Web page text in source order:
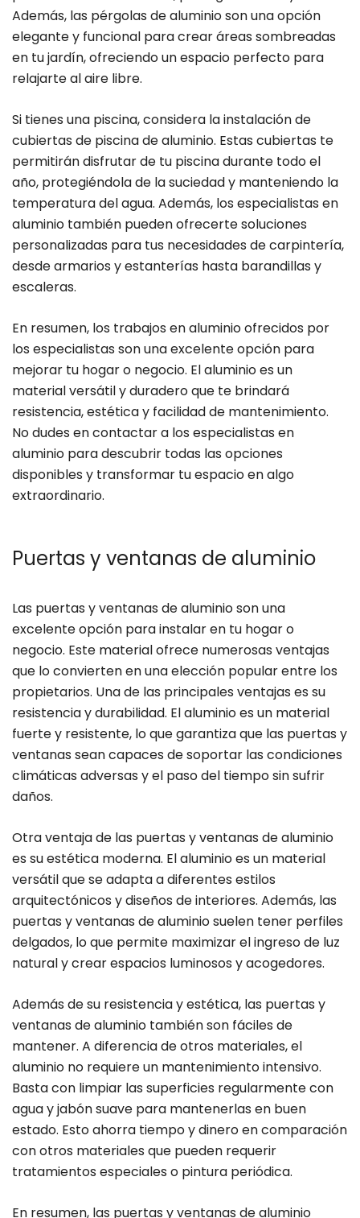
Además, las pérgolas de aluminio son una opción
elegante y funcional para crear áreas sombreadas
en tu jardín, ofreciendo un espacio perfecto para
relajarte al aire libre.
Si tienes una piscina, considera la instalación de
cubiertas de piscina de aluminio. Estas cubiertas te
permitirán disfrutar de tu piscina durante todo el
año, protegiéndola de la suciedad y manteniendo la
temperatura del agua. Además, los especialistas en
aluminio también pueden ofrecerte soluciones
personalizadas para tus necesidades de carpintería,
desde armarios y estanterías hasta barandillas y
escaleras.
En resumen, los trabajos en aluminio ofrecidos por
los especialistas son una excelente opción para
mejorar tu hogar o negocio. El aluminio es un
material versátil y duradero que te brindará
resistencia, estética y facilidad de mantenimiento.
No dudes en contactar a los especialistas en
aluminio para descubrir todas las opciones
disponibles y transformar tu espacio en algo
extraordinario.
Puertas y ventanas de aluminio
Las puertas y ventanas de aluminio son una
excelente opción para instalar en tu hogar o
negocio. Este material ofrece numerosas ventajas
que lo convierten en una elección popular entre los
propietarios. Una de las principales ventajas es su
resistencia y durabilidad. El aluminio es un material
fuerte y resistente, lo que garantiza que las puertas y
ventanas sean capaces de soportar las condiciones
climáticas adversas y el paso del tiempo sin sufrir
daños.
Otra ventaja de las puertas y ventanas de aluminio
es su estética moderna. El aluminio es un material
versátil que se adapta a diferentes estilos
arquitectónicos y diseños de interiores. Además, las
puertas y ventanas de aluminio suelen tener perfiles
delgados, lo que permite maximizar el ingreso de luz
natural y crear espacios luminosos y acogedores.
Además de su resistencia y estética, las puertas y
ventanas de aluminio también son fáciles de
mantener. A diferencia de otros materiales, el
aluminio no requiere un mantenimiento intensivo.
Basta con limpiar las superficies regularmente con
agua y jabón suave para mantenerlas en buen
estado. Esto ahorra tiempo y dinero en comparación
con otros materiales que pueden requerir
tratamientos especiales o pintura periódica.
En resumen, las puertas y ventanas de aluminio